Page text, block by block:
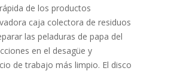
Calientes
de los productos
caja colectora de residuos
las peladuras de papa del
en el desagüe y
de trabajo más limpio. El disco